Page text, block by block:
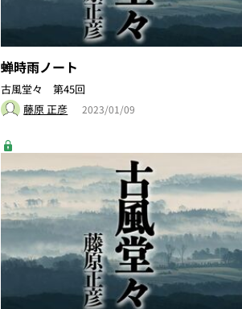
蝉時雨ノート
古風堂々 第45回
藤原 正彦
2023/01/09